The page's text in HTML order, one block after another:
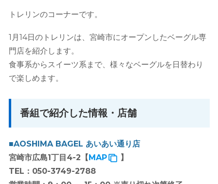
トレリンのコーナーです。
1月14日のトレリンは、宮崎市にオープンしたベーグル専
門店を紹介します。
食事系からスイーツ系まで、様々なベーグルを日替わり
で楽しめます。
番組で紹介した情報・店舗
■AOSHIMA BAGEL あいあい通り店
宮崎市広島1丁目4-2【 MAP
】
TEL：050-3749-2788